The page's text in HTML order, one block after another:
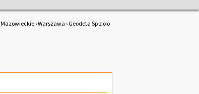
Mazowieckie ›Warszawa › Geodeta Sp z o o